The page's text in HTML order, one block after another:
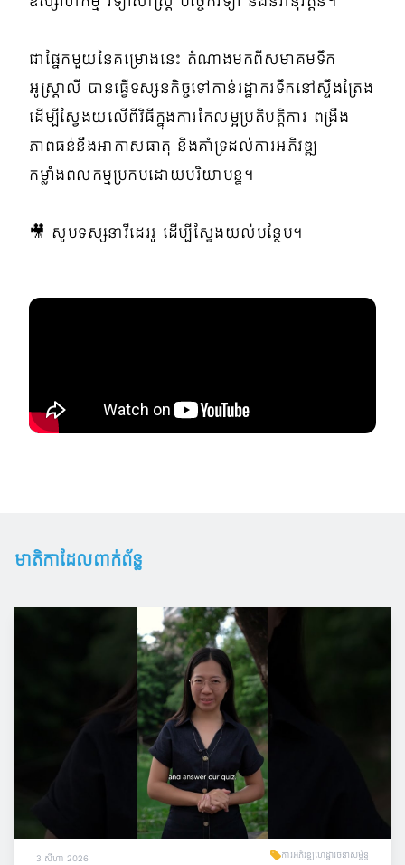
ជាផ្នែកមួយនៃគម្រោងនេះ តំណាងមកពីសមាគមទឹក
អូស្ត្រាលី បានធ្វើទស្សនកិច្ចទៅកាន់រដ្ឋាករទឹកនៅស្ទឹងត្រែង
ដើម្បីស្វែងយលើពីវិធីក្នុងការកែលម្អប្រតិបត្តិការ ពង្រឹង
ភាពធន់នឹងអាកាសធាតុ និងគាំទ្រដល់ការអភិវឌ្ឍ
កម្លាំងពលកម្មប្រកបដោយបរិយាបន្ន។
🎥 សូមទស្សនាវីដេអូ ដើម្បីស្វែងយល់បន្ថែម។
មាតិកាដែលពាក់ព័ន្ធ
3 សីហា 2026 ការអភិវឌ្ឍហេដ្ឋារចនាសម្ព័ន្ធ